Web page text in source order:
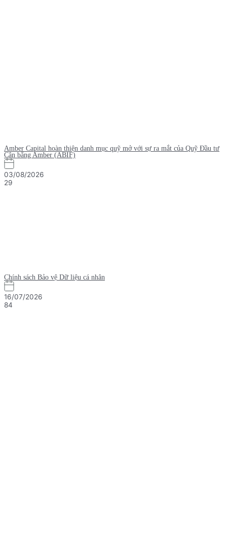
Amber Capital hoàn thiện danh mục quỹ mở với sự ra mắt của Quỹ Đầu tư
Cân bằng Amber (ABIF)
03/08/2026
29
Chính sách Bảo vệ Dữ liệu cá nhân
16/07/2026
84